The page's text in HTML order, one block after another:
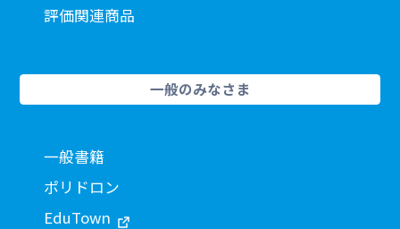
評価関連商品
一般のみなさま
一般書籍
ポリドロン
EduTown